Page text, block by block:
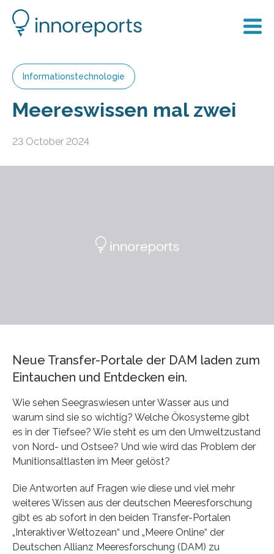
Informationstechnologie
Meereswissen mal zwei
23 October 2024
Neue Transfer-Portale der DAM laden zum
Eintauchen und Entdecken ein.
Wie sehen Seegraswiesen unter Wasser aus und
warum sind sie so wichtig? Welche Ökosysteme gibt
es in der Tiefsee? Wie steht es um den Umweltzustand
von Nord- und Ostsee? Und wie wird das Problem der
Munitionsaltlasten im Meer gelöst?
Die Antworten auf Fragen wie diese und viel mehr
weiteres Wissen aus der deutschen Meeresforschung
gibt es ab sofort in den beiden Transfer-Portalen
„Interaktiver Weltozean“ und „Meere Online“ der
Deutschen Allianz Meeresforschung (DAM) zu